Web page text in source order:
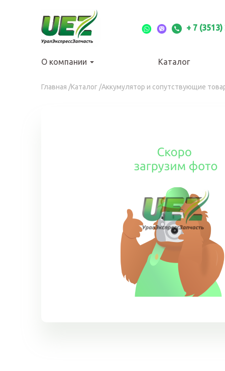
содержанию
+ 7
О компании Каталог
Главная /Каталог /Аккумулятор и сопутствующие